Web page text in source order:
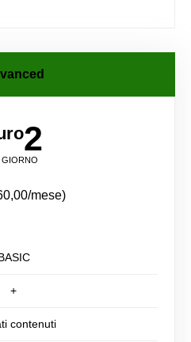
2
GIORNO
mese)
+
contenuti